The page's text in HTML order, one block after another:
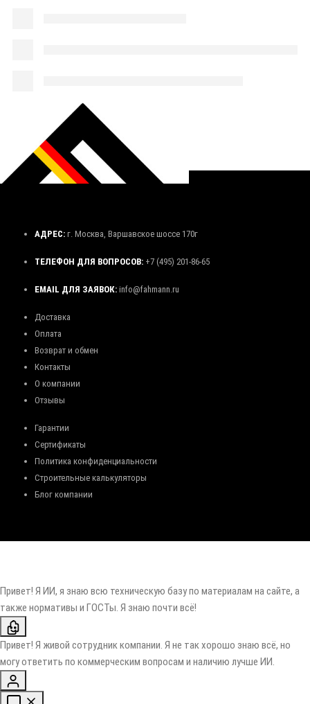
АДРЕС: г. Москва, Варшавское шоссе 170г
ТЕЛЕФОН ДЛЯ ВОПРОСОВ: +7 (495) 201-86-65
EMAIL ДЛЯ ЗАЯВОК: info@fahmann.ru
Доставка
Оплата
Возврат и обмен
Контакты
О компании
Отзывы
Гарантии
Сертификаты
Политика конфиденциальности
Строительные калькуляторы
Блог компании
Привет! Я ИИ, я знаю всю техническую базу по материалам на сайте, а
также нормативы и ГОСТы. Я знаю почти всё!
Привет! Я живой сотрудник компании. Я не так хорошо знаю всё, но
могу ответить по коммерческим вопросам и наличию лучше ИИ.